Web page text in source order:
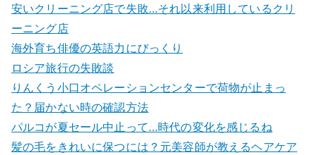
安いクリーニング店で失敗…それ以来利用しているクリ
ーニング店
海外育ち俳優の英語力にびっくり
ロシア旅行の失敗談
りんくう小口オペレーションセンターで荷物が止まっ
た？届かない時の確認方法
パルコが夏セール中止って…時代の変化を感じるね
髪の毛をきれいに保つには？元美容師が教えるヘアケア